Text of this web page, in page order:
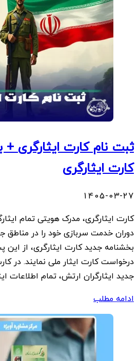
ثبت نام کارت ایثارگری
کارت ایثارگری
1405-03-27
کارت ایثارگری، مدرک هویتی تمام
دوران خدمت سربازی خود را در مناطق
بخشنامه جدید کارت ایثارگری، از این
درخواست کارت ایثار ملی نمایند. در
جدید ایثارگران ارتش، تمام اطلاعات
ادامه مطلب